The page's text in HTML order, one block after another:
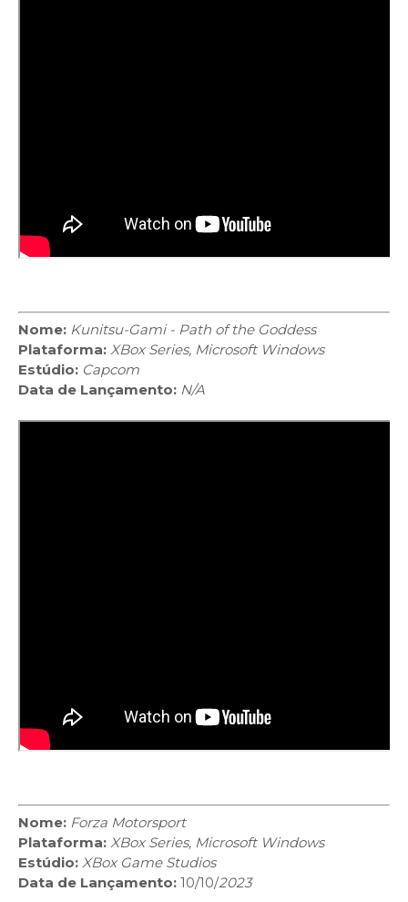
Nome: Kunitsu-Gami - Path of the Goddess
Plataforma: XBox Series, Microsoft Windows
Estúdio: Capcom
Data de Lançamento: N/A
Nome: Forza Motorsport
Plataforma: XBox Series, Microsoft Windows
Estúdio: XBox Game Studios
Data de Lançamento: 10/10/2023